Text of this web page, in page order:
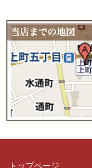
トップページ